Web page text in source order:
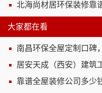
北海尚材居环保装修靠
大家都在看
南昌环保全屋定制口碑，江西
居安天成（西安）建筑工程有
靠谱全屋装修公司多少钱